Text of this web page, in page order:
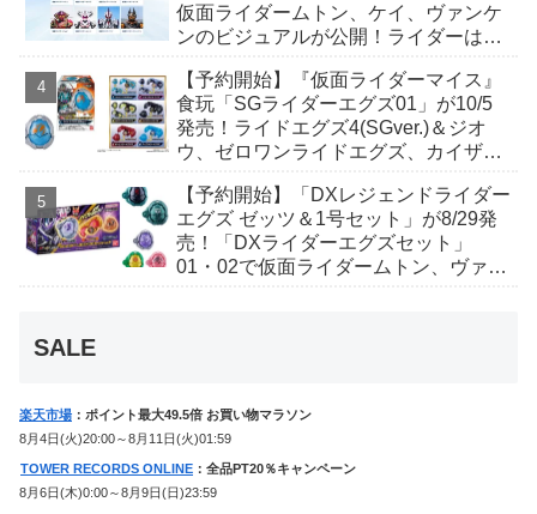
仮面ライダームトン、ケイ、ヴァンケ
ンのビジュアルが公開！ライダーは子
【予約開始】『仮面ライダーマイス』
食玩「SGライダーエグズ01」が10/5
発売！ライドエグズ4(SGver.)＆ジオ
ウ、ゼロワンライドエグズ、カイザ、
【予約開始】「DXレジェンドライダー
エグズ ゼッツ＆1号セット」が8/29発
売！「DXライダーエグズセット」
01・02で仮面ライダームトン、ヴァン
SALE
楽天市場 ：ポイント最大49.5倍 お買い物マラソン
8月4日(火)20:00～8月11日(火)01:59
TOWER RECORDS ONLINE ：全品PT20％キャンペーン
8月6日(木)0:00～8月9日(日)23:59